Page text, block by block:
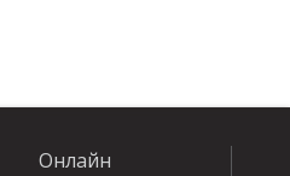
Онлайн